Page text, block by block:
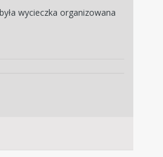
wycieczka organizowana